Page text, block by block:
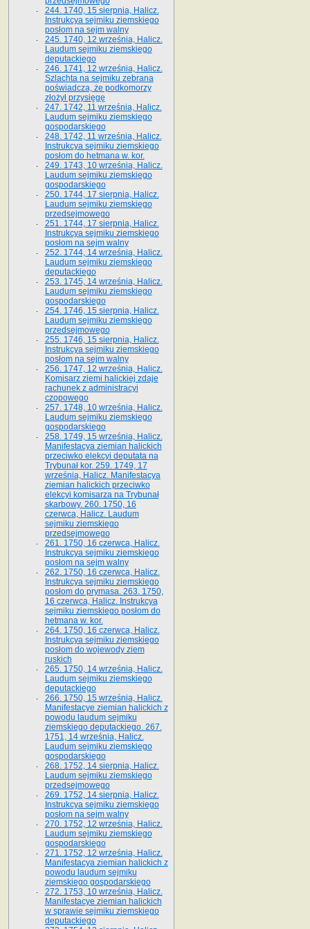
244. 1740, 15 sierpnia, Halicz.
Instrukcya sejmiku ziemskiego
posłom na sejm walny
245. 1740, 12 września, Halicz.
Laudum sejmiku ziemskiego
deputackiego
246. 1741, 12 września, Halicz.
Szlachta na sejmiku zebrana
poświadcza, że podkomorzy
złożył przysięgę
247. 1742, 11 września, Halicz.
Laudum sejmiku ziemskiego
gospodarskiego
248. 1742, 11 września, Halicz.
Instrukcya sejmiku ziemskiego
posłom do hetmana w. kor.
249. 1743, 10 września, Halicz.
Laudum sejmiku ziemskiego
gospodarskiego
250. 1744, 17 sierpnia, Halicz.
Laudum sejmiku ziemskiego
przedsejmowego
251. 1744, 17 sierpnia, Halicz.
Instrukcya sejmiku ziemskiego
posłom na sejm walny
252. 1744, 14 września, Halicz.
Laudum sejmiku ziemskiego
deputackiego
253. 1745, 14 września, Halicz.
Laudum sejmiku ziemskiego
gospodarskiego
254. 1746, 15 sierpnia, Halicz.
Laudum sejmiku ziemskiego
przedsejmowego
255. 1746, 15 sierpnia, Halicz.
Instrukcya sejmiku ziemskiego
posłom na sejm walny
256. 1747, 12 września, Halicz.
Komisarz ziemi halickiej zdaje
rachunek z administracyi
czopowego
257. 1748, 10 września, Halicz.
Laudum sejmiku ziemskiego
gospodarskiego
258. 1749, 15 września, Halicz.
Manifestacya ziemian halickich
przeciwko elekcyi deputata na
Trybunał kor. 259. 1749, 17
września, Halicz. Manifestacya
ziemian halickich przeciwko
elekcyi komisarza na Trybunał
skarbowy. 260. 1750, 16
czerwca, Halicz. Laudum
sejmiku ziemskiego
przedsejmowego
261. 1750, 16 czerwca, Halicz.
Instrukcya sejmiku ziemskiego
posłom na sejm walny
262. 1750, 16 czerwca, Halicz.
Instrukcya sejmiku ziemskiego
posłom do prymasa. 263. 1750,
16 czerwca, Halicz. Instrukcya
sejmiku ziemskiego posłom do
hetmana w. kor.
264. 1750, 16 czerwca, Halicz.
Instrukcya sejmiku ziemskiego
posłom do wojewody ziem
ruskich
265. 1750, 14 września, Halicz.
Laudum sejmiku ziemskiego
deputackiego
266. 1750, 15 września, Halicz.
Manifestacye ziemian halickich z
powodu laudum sejmiku
ziemskiego deputackiego. 267.
1751, 14 września, Halicz.
Laudum sejmiku ziemskiego
gospodarskiego
268. 1752, 14 sierpnia, Halicz.
Laudum sejmiku ziemskiego
przedsejmowego
269. 1752, 14 sierpnia, Halicz.
Instrukcya sejmiku ziemskiego
posłom na sejm walny
270. 1752, 12 września, Halicz.
Laudum sejmiku ziemskiego
gospodarskiego
271. 1752, 12 września, Halicz.
Manifestacya ziemian halickich z
powodu laudum sejmiku
ziemskiego gospodarskiego
272. 1753, 10 września, Halicz.
Manifestacye ziemian halickich
w sprawie sejmiku ziemskiego
deputackiego